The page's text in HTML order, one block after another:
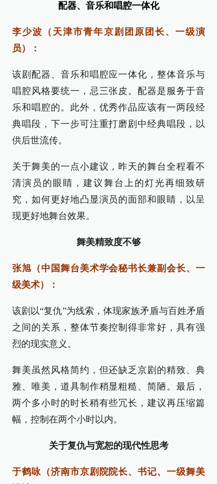
配器、音乐和唱腔一体化
李少波（天津市青年京剧团原团长、一级演
员）：
该剧配器、音乐和唱腔应一体化，整体音乐与
唱腔风格要统一，忌三张皮。配器是服务于音
乐和唱腔的。此外，优秀作品应该有一两段经
典唱段，下一步可注重打磨剧中经典唱段，以
供后世流传。
关于舞美的一点小建议，昨天的舞台全程看不
清演员的眼睛，建议舞台上的灯光再细致研
究，如何更好地凸显演员的面部和眼睛，以呈
现更好地舞台效果。
舞美精致度不够
张旭（中国舞台美术学会秘书长兼副会长、一
级美术）：
该剧以“复仇”为线索，体现家族矛盾与百姓矛盾
之间的关系，整体节奏控制得非常好，具有强
烈的现实意义。
舞美虽然风格简约，但还缺乏京剧的精致、典
雅、唯美，道具制作稍显粗糙、简陋。最后，
两个多小时的时长稍有些冗长，建议再压缩篇
幅，控制在两个小时以内。
关于复仇与宽恕的现代性思考
于鹤咏（济南市京剧院院长、书记、一级舞美